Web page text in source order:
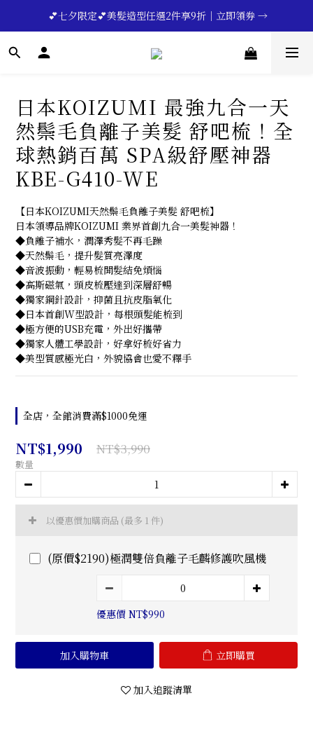
🔥💪My Superdad😍｜全館領券享9折｜立即領券 →
💕七夕限定💕美髮造型任選2件享9折｜立即領券 →
一分鐘登錄保固 | 買得安心又放心🔥▸▸
日本KOIZUMI 最強九合一天
然鬃毛負離子美髮 舒吧梳！全
球熱銷百萬 SPA級舒壓神器
KBE-G410-WE
【日本KOIZUMI天然鬃毛負離子美髮 舒吧梳】
日本領導品牌KOIZUMI 業界首創九合一美髮神器！
◆負離子補水，潤澤秀髮不再毛躁
◆天然鬃毛，提升髮質亮澤度
◆音波振動，輕易梳開髮結免煩惱
◆高斯磁氣，頭皮梳壓達到深層舒暢
◆獨家鋼針設計，抑菌且抗皮脂氧化
◆日本首創W型設計，每根頭髮能梳到
◆極方便的USB充電，外出好攜帶
◆獨家人體工學設計，好拿好梳好省力
◆美型質感極光白，外貌協會也愛不釋手
全店，全館消費滿$1000免運
NT$1,990 NT$3,990
數量
以優惠價加購商品 (最多 1 件)
(原價$2190)極潤雙倍負離子毛麟修護吹風機
優惠價 NT$990
加入購物車 立即購買
加入追蹤清單